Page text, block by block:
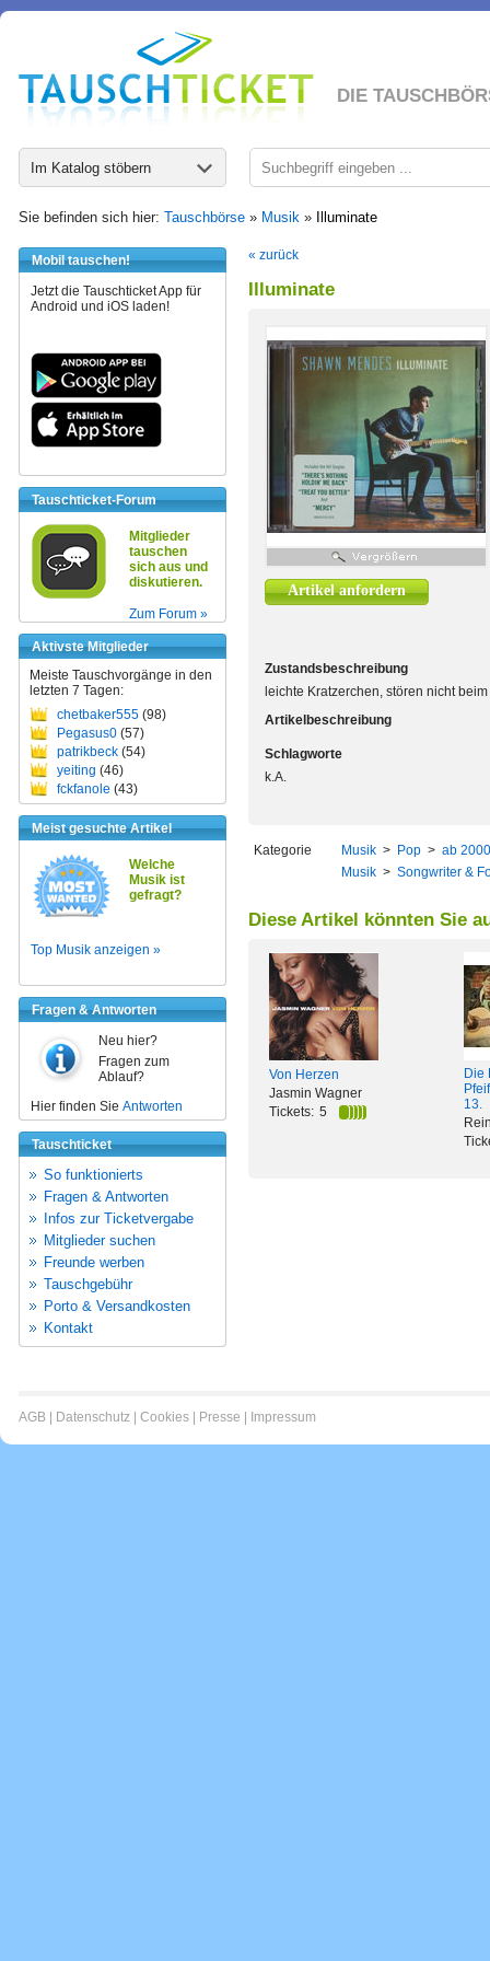
DIE
Im Katalog stöbern
Sie befinden sich hier: Tauschbörse » Musik » Illuminate
Mobil tauschen!
Jetzt die Tauschticket App für
Android und iOS laden!
Tauschticket-Forum
Mitglieder
tauschen
sich aus und
diskutieren.
Zum Forum »
Aktivste Mitglieder
Meiste Tauschvorgänge in den
letzten 7 Tagen:
chetbaker555 (98)
Pegasus0 (57)
patrikbeck (54)
yeiting (46)
fckfanole (43)
Meist gesuchte Artikel
Welche
Musik ist
gefragt?
Top Musik anzeigen »
Fragen & Antworten
Neu hier?
Fragen zum
Ablauf?
Hier finden Sie Antworten
Tauschticket
So funktionierts
Fragen & Antworten
Infos zur Ticketvergabe
Mitglieder suchen
Freunde werben
Tauschgebühr
Porto & Versandkosten
Kontakt
« zurück
Illuminate
Artikel anfordern
Zustandsbeschreibung
leichte Kratzerchen, stören nicht
Artikelbeschreibung
Schlagworte
k.A.
Kategorie Musik > Pop > ab 2000
Musik > Songwriter &
Diese Artikel könnten Sie
Von Herzen
Jasmin Wagner
Tickets: 5
Die
13.
AGB Datenschutz Cookies Presse Impressum